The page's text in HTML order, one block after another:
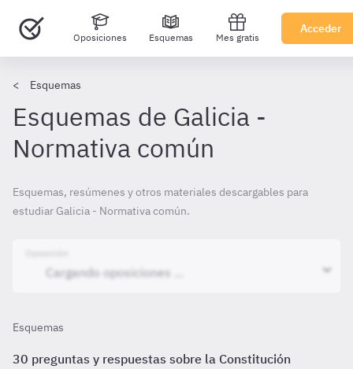
Oposiciones Esquemas Mes gratis
Acceder
Esquemas
Esquemas de Galicia -
Normativa común
Esquemas, resúmenes y otros materiales descargables para
estudiar Galicia - Normativa común.
Esquemas
30 preguntas y respuestas sobre la Constitución